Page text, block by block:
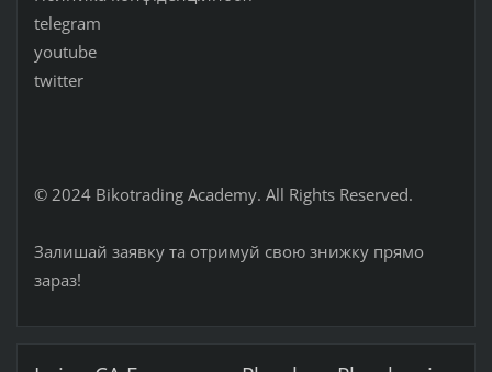
telegram
youtube
twitter
© 2024 Bikotrading Academy. All Rights Reserved.
Залишай заявку та отримуй свою знижку прямо
зараз!